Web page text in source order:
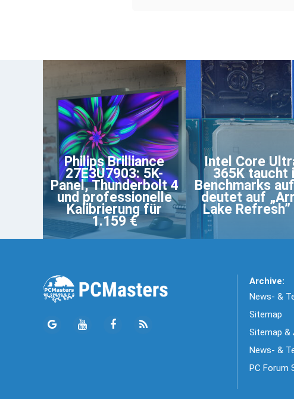
Philips Brilliance
27E3U7903: 5K-
Panel, Thunderbolt 4
und professionelle
Kalibrierung für
1.159 €
Intel Core
365K taucht
Benchmarks
deutet auf
Lake Refresh”
Archive:
News- &
Sitemap
Sitemap &
News- &
PC Forum